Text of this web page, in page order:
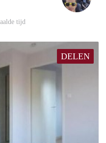
tijd
DELEN